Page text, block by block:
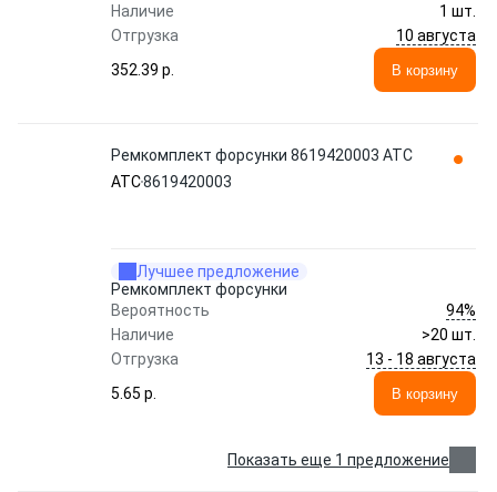
Наличие
1 шт.
Отгрузка
10 августа
352.39 p.
В корзину
Ремкомплект форсунки 8619420003 ATC
ATC8619420003
Лучшее предложение
Ремкомплект форсунки
Вероятность
94%
Наличие
>20 шт.
Отгрузка
13 - 18 августа
5.65 p.
В корзину
Показать еще 1 предложение